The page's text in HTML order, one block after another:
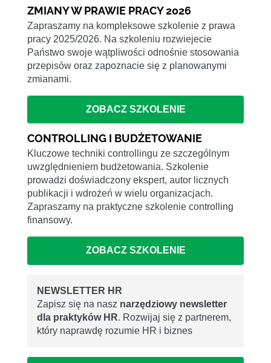
ZMIANY W PRAWIE PRACY 2026
Zapraszamy na kompleksowe szkolenie z prawa
pracy 2025/2026. Na szkoleniu rozwiejecie
Państwo swoje wątpliwości odnośnie stosowania
przepisów oraz zapoznacie się z planowanymi
zmianami.
ZOBACZ SZKOLENIE
CONTROLLING I BUDŻETOWANIE
Kluczowe techniki controllingu ze szczególnym
uwzględnieniem budżetowania. Szkolenie
prowadzi doświadczony ekspert, autor licznych
publikacji i wdrożeń w wielu organizacjach.
Zapraszamy na praktyczne szkolenie controlling
finansowy.
ZOBACZ SZKOLENIE
NEWSLETTER HR
Zapisz się na nasz narzędziowy newsletter
dla praktyków HR. Rozwijaj się z partnerem,
który naprawdę rozumie HR i biznes